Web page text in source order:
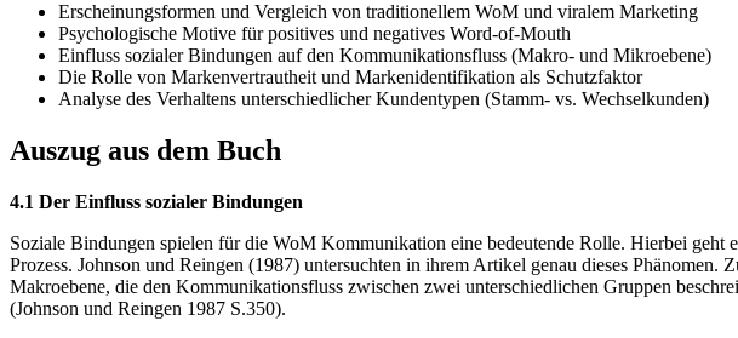
Erscheinungsformen und Vergleich von traditionellem WoM und viralem Marketing
Psychologische Motive für positives und negatives Word-of-Mouth
Einfluss sozialer Bindungen auf den Kommunikationsfluss (Makro- und Mikroebene)
Die Rolle von Markenvertrautheit und Markenidentifikation als Schutzfaktor
Analyse des Verhaltens unterschiedlicher Kundentypen (Stamm- vs. Wechselkunden)
Auszug aus dem Buch
4.1 Der Einfluss sozialer Bindungen
Soziale Bindungen spielen für die WoM Kommunikation eine bedeutende Rolle. Hierbei
Prozess. Johnson und Reingen (1987) untersuchten in ihrem Artikel genau dieses
Makroebene, die den Kommunikationsfluss zwischen zwei unterschiedlichen Gruppen
(Johnson und Reingen 1987 S.350).